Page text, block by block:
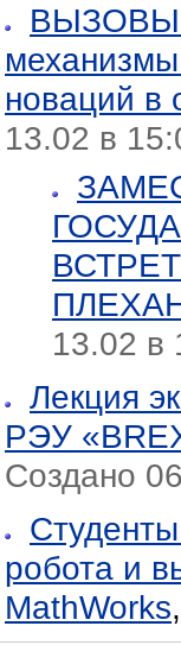
новаций в
13.02 в
13.02 в
Лекция
РЭУ
Создано
робота и
MathWorks